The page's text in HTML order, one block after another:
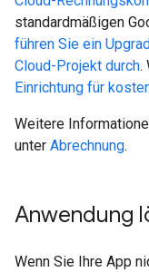
standardmäßigen
führen Sie ein
Cloud-Projekt durch.
Einrichtung für
Weitere
unter Abrechnung.
Anwendung
Wenn Sie Ihre App